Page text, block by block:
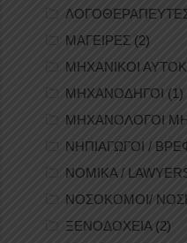
ΜΑΓΕΙΡΕΣ (2)
ΜΗΧΑΝΙΚΟΙ
ΜΗΧΑΝΟΔΗΓΟΙ (1)
ΜΗΧΑΝΟΛΟΓΟΙ
ΝΗΠΙΑΓΩΓΟΙ /
ΝΟΜΙΚΑ /
ΝΟΣΟΚΟΜΟΙ/
ΞΕΝΟΔΟΧΕΙΑ(2)